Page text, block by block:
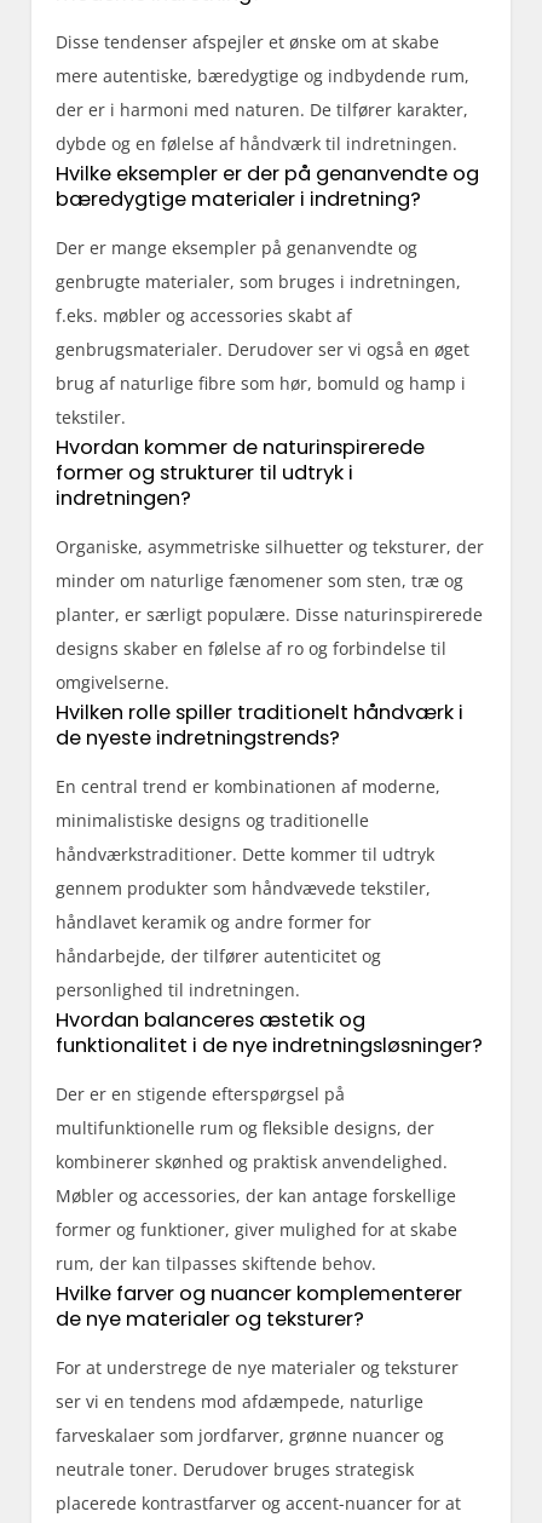
Disse tendenser afspejler et ønske om at skabe
mere autentiske, bæredygtige og indbydende rum,
der er i harmoni med naturen. De tilfører karakter,
dybde og en følelse af håndværk til indretningen.
Hvilke eksempler er der på genanvendte og
bæredygtige materialer i indretning?
Der er mange eksempler på genanvendte og
genbrugte materialer, som bruges i indretningen,
f.eks. møbler og accessories skabt af
genbrugsmaterialer. Derudover ser vi også en øget
brug af naturlige fibre som hør, bomuld og hamp i
tekstiler.
Hvordan kommer de naturinspirerede
former og strukturer til udtryk i
indretningen?
Organiske, asymmetriske silhuetter og teksturer, der
minder om naturlige fænomener som sten, træ og
planter, er særligt populære. Disse naturinspirerede
designs skaber en følelse af ro og forbindelse til
omgivelserne.
Hvilken rolle spiller traditionelt håndværk i
de nyeste indretningstrends?
En central trend er kombinationen af moderne,
minimalistiske designs og traditionelle
håndværkstraditioner. Dette kommer til udtryk
gennem produkter som håndvævede tekstiler,
håndlavet keramik og andre former for
håndarbejde, der tilfører autenticitet og
personlighed til indretningen.
Hvordan balanceres æstetik og
funktionalitet i de nye indretningsløsninger?
Der er en stigende efterspørgsel på
multifunktionelle rum og fleksible designs, der
kombinerer skønhed og praktisk anvendelighed.
Møbler og accessories, der kan antage forskellige
former og funktioner, giver mulighed for at skabe
rum, der kan tilpasses skiftende behov.
Hvilke farver og nuancer komplementerer
de nye materialer og teksturer?
For at understrege de nye materialer og teksturer
ser vi en tendens mod afdæmpede, naturlige
farveskalaer som jordfarver, grønne nuancer og
neutrale toner. Derudover bruges strategisk
placerede kontrastfarver og accent-nuancer for at